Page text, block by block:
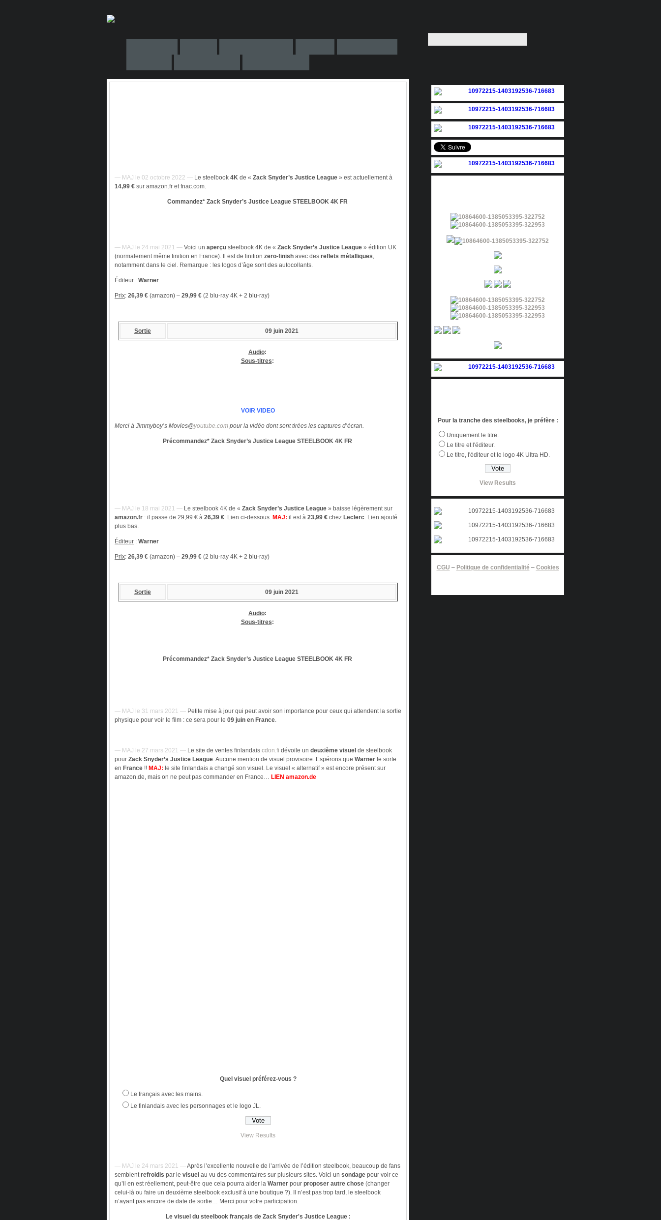
— MAJ le 02 octobre 2022 — Le steelbook 4K de « Zack Snyder’s Justice League » est actuellement à
14,99 € sur amazon.fr et fnac.com.
Commandez* Zack Snyder’s Justice League STEELBOOK 4K FR
— MAJ le 24 mai 2021 — Voici un aperçu steelbook 4K de « Zack Snyder’s Justice League » édition UK
(normalement même finition en France). Il est de finition zero-finish avec des reflets métalliques,
notamment dans le ciel. Remarque : les logos d’âge sont des autocollants.
Éditeur : Warner
Prix: 26,39 € (amazon) – 29,99 € (2 blu-ray 4K + 2 blu-ray)
Sortie 09 juin 2021
Audio:
Sous-titres:
VOIR VIDEO
Merci à Jimmyboy’s Movies@youtube.com pour la vidéo dont sont tirées les captures d’écran.
Précommandez* Zack Snyder’s Justice League STEELBOOK 4K FR
— MAJ le 18 mai 2021 — Le steelbook 4K de « Zack Snyder’s Justice League » baisse légèrement sur
amazon.fr : il passe de 29,99 € à 26,39 €. Lien ci-dessous. MAJ: il est à 23,99 € chez Leclerc. Lien ajouté
plus bas.
Éditeur : Warner
Prix: 26,39 € (amazon) – 29,99 € (2 blu-ray 4K + 2 blu-ray)
Sortie 09 juin 2021
Audio:
Sous-titres:
Précommandez* Zack Snyder’s Justice League STEELBOOK 4K FR
— MAJ le 31 mars 2021 — Petite mise à jour qui peut avoir son importance pour ceux qui attendent la sortie
physique pour voir le film : ce sera pour le 09 juin en France.
— MAJ le 27 mars 2021 — Le site de ventes finlandais cdon.fi dévoile un deuxième visuel de steelbook
pour Zack Snyder’s Justice League. Aucune mention de visuel provisoire. Espérons que Warner le sorte
en France !! MAJ: le site finlandais a changé son visuel. Le visuel « alternatif » est encore présent sur
amazon.de, mais on ne peut pas commander en France… LIEN amazon.de
Quel visuel préférez-vous ?
Le français avec les mains.
Le finlandais avec les personnages et le logo JL.
View Results
— MAJ le 24 mars 2021 —Après l’excellente nouvelle de l’arrivée de l’édition steelbook, beaucoup de fans
semblentrefroidis par le visuel au vu des commentaires sur plusieurs sites. Voici un sondage pour voir ce
qu’il en est réellement, peut-être que cela pourra aider la Warner pour proposer autre chose (changer
celui-là ou faire un deuxième steelbook exclusif à une boutique ?). Il n’est pas trop tard, le steelbook
n’ayant pas encore de date de sortie… Merci pour votre participation.
Le visuel du steelbook français de Zack Snyder's Justice League :
Pour la tranche des steelbooks, je préfère :
Uniquement le titre.
Le titre et l'éditeur.
Le titre, l'éditeur et le logo 4K Ultra HD.
View Results
CGU – Politique de confidentialité – Cookies